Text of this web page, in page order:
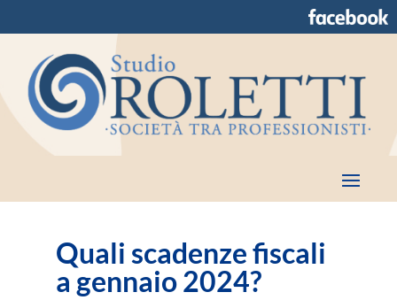
Quali scadenze fiscali
a gennaio 2024?